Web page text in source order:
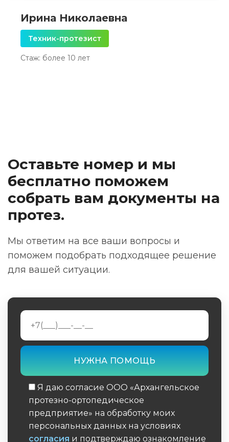
Ирина Николаевна
Техник-протезист
Стаж: более 10 лет
Оставьте номер и мы
бесплатно поможем
собрать вам документы на
протез.
Мы ответим на все ваши вопросы и
поможем подобрать подходящее решение
для вашей ситуации.
Я даю согласие ООО «Архангельское
протезно-ортопедическое
предприятие» на обработку моих
персональных данных на условиях
согласия и подтверждаю ознакомление